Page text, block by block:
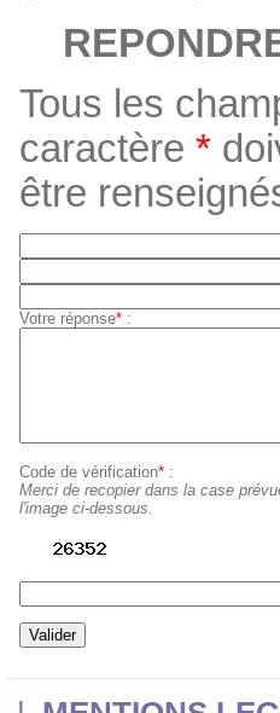
Tous les
caractère *
être
Votre réponse*:
Code de vérification*:
Merci de recopier dans la case
l'image ci-dessous.